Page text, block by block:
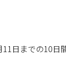
日までの10日